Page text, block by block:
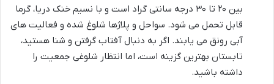
بین ۲۰ تا ۳۰ درجه سانتی گراد است و با نسیم خنک دریا، گرما
قابل تحمل می شود. سواحل و پلاژها شلوغ شده و فعالیت های
آبی رونق می یابند. اگر به دنبال آفتاب گرفتن و شنا هستید،
تابستان بهترین گزینه است، اما انتظار شلوغی جمعیت را
داشته باشید.